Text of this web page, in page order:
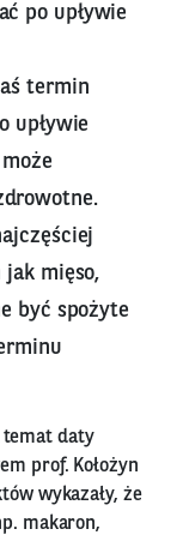
po upływie
termin
upływie
mięso,
być spożyte
temat daty
prof. Kołożyn
wykazały, że
makaron,